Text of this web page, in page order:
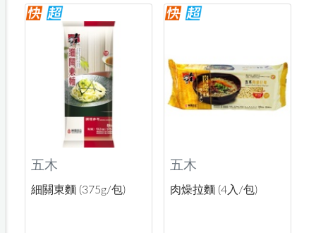
五木
細關東麵 (375g/包)
五木
肉燥拉麵 (4入/包)